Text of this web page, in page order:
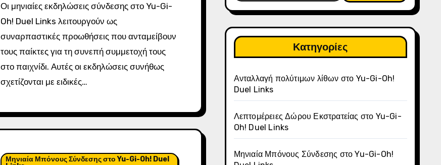
Οι μηνιαίες εκδηλώσεις σύνδεσης στο Yu-Gi-
Oh! Duel Links λειτουργούν ως
συναρπαστικές προωθήσεις που ανταμείβουν
τους παίκτες για τη συνεπή συμμετοχή τους
στο παιχνίδι. Αυτές οι εκδηλώσεις συνήθως
σχετίζονται με ειδικές…
Μηνιαία Μπόνους Σύνδεσης στο Yu-Gi-Oh! Duel
Κατηγορίες
Ανταλλαγή πολύτιμων λίθων στο Yu-Gi-Oh!
Duel Links
Λεπτομέρειες Δώρου Εκστρατείας στο Yu-Gi-
Oh! Duel Links
Μηνιαία Μπόνους Σύνδεσης στο Yu-Gi-Oh!